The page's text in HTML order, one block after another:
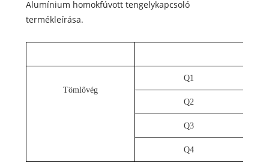
Alumínium homokfúvott tengelykapcsoló
termékleírása.
Tömlővég
Q1
Q2
Q3
Q4